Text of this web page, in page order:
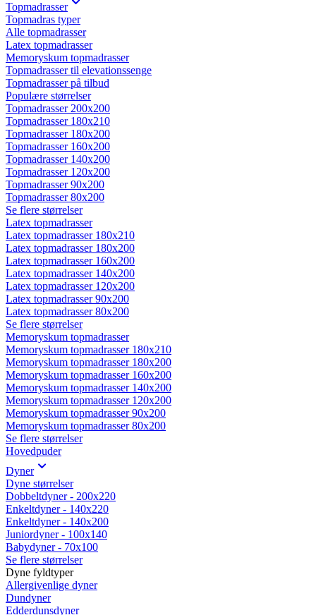
Topmadrasser
Topmadras typer
Alle topmadrasser
Latex topmadrasser
Memoryskum topmadrasser
Topmadrasser til elevationssenge
Topmadrasser på tilbud
Populære størrelser
Topmadrasser 200x200
Topmadrasser 180x210
Topmadrasser 180x200
Topmadrasser 160x200
Topmadrasser 140x200
Topmadrasser 120x200
Topmadrasser 90x200
Topmadrasser 80x200
Se flere størrelser
Latex topmadrasser
Latex topmadrasser 180x210
Latex topmadrasser 180x200
Latex topmadrasser 160x200
Latex topmadrasser 140x200
Latex topmadrasser 120x200
Latex topmadrasser 90x200
Latex topmadrasser 80x200
Se flere størrelser
Memoryskum topmadrasser
Memoryskum topmadrasser 180x210
Memoryskum topmadrasser 180x200
Memoryskum topmadrasser 160x200
Memoryskum topmadrasser 140x200
Memoryskum topmadrasser 120x200
Memoryskum topmadrasser 90x200
Memoryskum topmadrasser 80x200
Se flere størrelser
Hovedpuder
Dyner
Dyne størrelser
Dobbeltdyner - 200x220
Enkeltdyner - 140x220
Enkeltdyner - 140x200
Juniordyner - 100x140
Babydyner - 70x100
Se flere størrelser
Dyne fyldtyper
Allergivenlige dyner
Dundyner
Edderdunsdyner